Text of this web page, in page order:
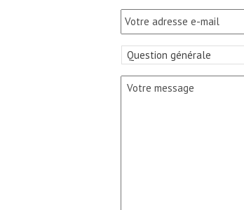
E-
mail
adres
Uw
bericht